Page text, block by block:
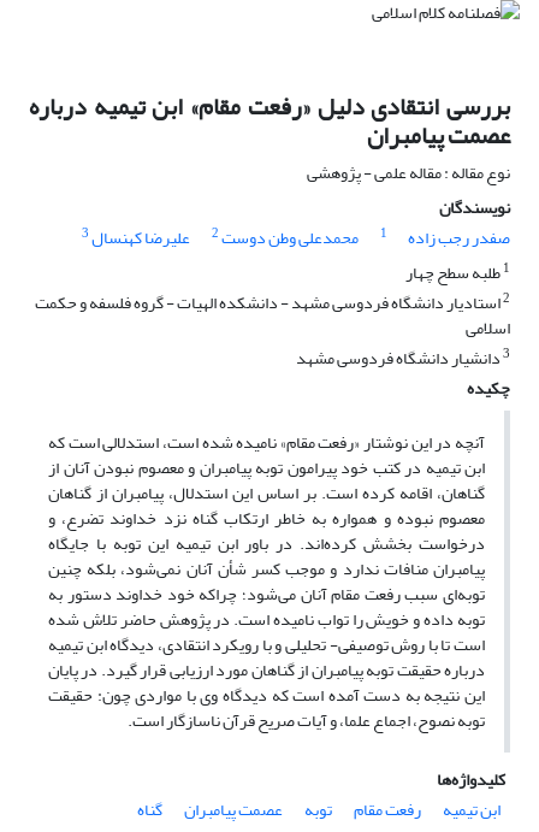
بررسی انتقادی دلیل «رفعت مقام» ابن تیمیه درباره
عصمت پیامبران
نوع مقاله : مقاله علمی - پژوهشی
نویسندگان
صفدر رجب زاده
1 محمدعلی وطن دوست2 علیرضا کهنسال3
1طلبه سطح چهار
2استادیار دانشگاه فردوسی مشهد - دانشکده الهیات - گروه فلسفه و حکمت
اسلامی
3دانشیار دانشگاه فردوسی مشهد
چکیده
آنچه در این نوشتار «رفعت مقام» نامیده شده است، استدلالی است که
ابن تیمیه در کتب خود پیرامون توبه پیامبران و معصوم نبودن آنان از
گناهان، اقامه کرده است. بر اساس این استدلال، پیامبران از گناهان
معصوم نبوده و همواره به خاطر ارتکاب گناه نزد خداوند تضرع، و
درخواست بخشش کرده‌اند. در باور ابن تیمیه این توبه با جایگاه
پیامبران منافات ندارد و موجب کسر شأن آنان نمی‌شود، بلکه چنین
توبه‌ای سبب رفعت مقام آنان می‌شود؛ چراکه خود خداوند دستور به
توبه داده و خویش را تواب نامیده است. در پژوهش حاضر تلاش شده
است تا با روش توصیفی- تحلیلی و با رویکرد انتقادی، دیدگاه ابن تیمیه
درباره حقیقت توبه پیامبران از گناهان مورد ارزیابی قرار گیرد. در پایان
این نتیجه به دست آمده است که دیدگاه وی با مواردی چون: حقیقت
توبه نصوح، اجماع علما، و آیات صریح قرآن ناسازگار است.
کلیدواژه‌ها
ابن تیمیه
رفعت مقام توبه عصمت پیامبران گناه